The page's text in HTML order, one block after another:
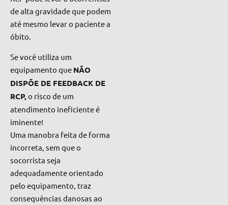
de alta gravidade que podem
até mesmo levar o paciente a
óbito.
Se você utiliza um
equipamento que NÃO
DISPÕE DE FEEDBACK DE
RCP,o risco de um
atendimento ineficiente é
iminente!
Uma manobra feita de forma
incorreta, sem que o
socorrista seja
adequadamente orientado
pelo equipamento, traz
consequências danosas ao